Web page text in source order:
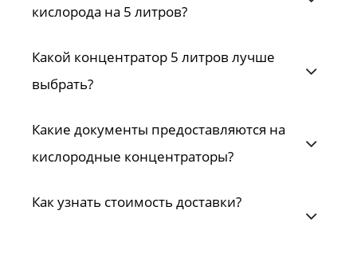
кислорода на 5 литров?
Какой концентратор 5 литров лучше
выбрать?
Какие документы предоставляются на
кислородные концентраторы?
Как узнать стоимость доставки?